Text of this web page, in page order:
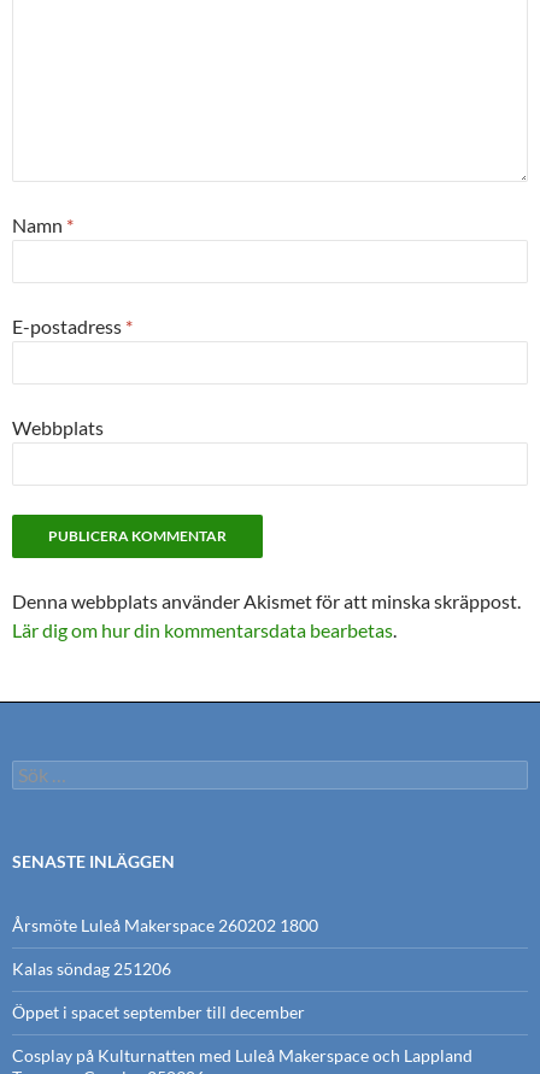
Namn *
E-postadress *
Webbplats
Denna webbplats använder Akismet för att minska skräppost.
Lär dig om hur din kommentarsdata bearbetas.
Sök
efter:
SENASTE INLÄGGEN
Årsmöte Luleå Makerspace 260202 1800
Kalas söndag 251206
Öppet i spacet september till december
Cosplay på Kulturnatten med Luleå Makerspace och Lappland